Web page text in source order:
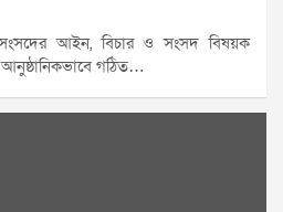
আইন, বিচার ও সংসদ বিষয়ক
আনুষ্ঠানিকভাবে গঠিত…